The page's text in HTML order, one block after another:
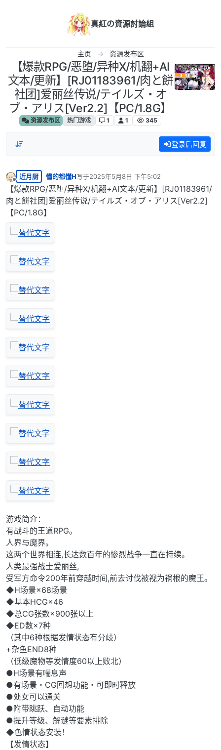
真紅の資源討論組
主页 资源发布区
【爆款RPG/恶堕/异种X/机翻+AI
文本/更新】[RJ01183961/肉と餅
社团]爱丽丝传说/テイルズ・オ
ブ・アリス[Ver2.2]【PC/1.8G】
资源发布区 热门游戏 1 1 345
登录后回复
离线
近月厨 懂的都懂H写于2025年5月8日 下午5:02
最后由 编辑
【爆款RPG/恶堕/异种X/机翻+AI文本/更新】[RJ01183961/
肉と餅社团]爱丽丝传说/テイルズ・オブ・アリス[Ver2.2]
【PC/1.8G】
游戏简介：
有战斗的王道RPG。
人界与魔界。
这两个世界相连,长达数百年的惨烈战争一直在持续。
人类最强战士爱丽丝,
受军方命令200年前穿越时间,前去讨伐被视为祸根的魔王。
◆H场景×68场景
◆基本HCG×46
◆总CG张数×900张以上
◆ED数×7种
（其中6种根据发情状态有分歧）
+杂鱼END8种
（低级魔物等发情度60以上败北）
●H场景有喘息声
●有场景・CG回想功能・可即时释放
●处女可以通关
●附带跳跃、自动功能
●提升等级、解谜等要素排除
◆色情状态安装！
【发情状态】